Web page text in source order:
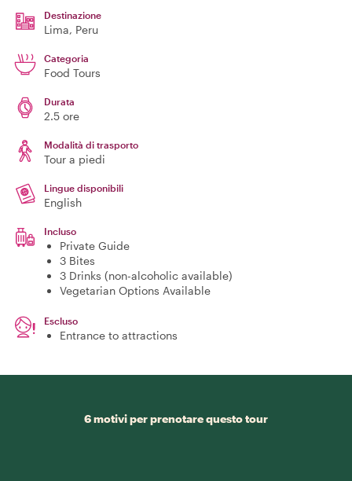
Destinazione
Lima, Peru
Categoria
Food Tours
Durata
2.5 ore
Modalità di trasporto
Tour a piedi
Lingue disponibili
English
Incluso
Private Guide
3 Bites
3 Drinks (non-alcoholic available)
Vegetarian Options Available
Escluso
Entrance to attractions
6 motivi per prenotare questo tour